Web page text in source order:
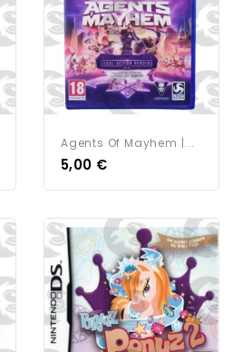
Agents Of Mayhem |...
5,00 €